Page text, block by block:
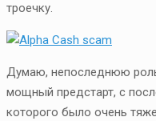
троечку.
Думаю, непоследнюю
мощный предстарт, с
которого было очень